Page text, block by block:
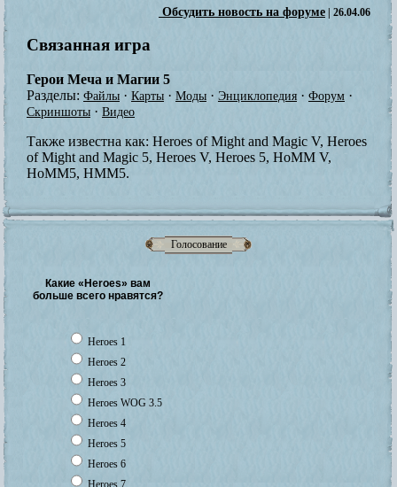
Голосование
Какие «Heroes» вам
больше всего нравятся?
Heroes 1
Heroes 2
Heroes 3
Heroes WOG 3.5
Heroes 4
Heroes 5
Heroes 6
Обсудить новость на форуме | 26.04.06
Связанная игра
Герои Меча и Магии 5
Разделы: Файлы · Карты · Моды · Энциклопедия · Форум ·
Скриншоты · Видео
Также известна как: Heroes of Might and Magic V, Heroes
of Might and Magic 5, Heroes V, Heroes 5, HoMM V,
HoMM5, HMM5.